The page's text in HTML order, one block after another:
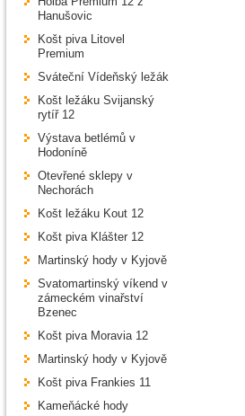
Hanušovic
Košt piva Litovel
Premium
Sváteční Vídeňský ležák
Košt ležáku Svijanský
rytíř 12
Výstava betlémů v
Hodoníně
Otevřené sklepy v
Nechorách
Košt ležáku Kout 12
Košt piva Klášter 12
Martinský hody v Kyjově
Svatomartinský víkend v
zámeckém vinařství
Bzenec
Košt piva Moravia 12
Martinský hody v Kyjově
Košt piva Frankies 11
Kameňácké hody